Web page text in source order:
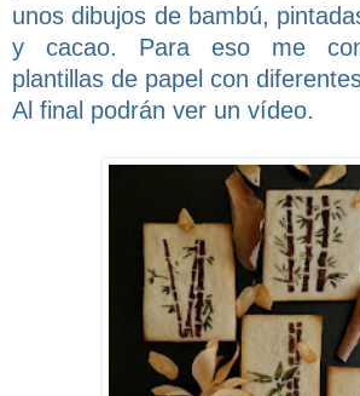
unos dibujos de bambú,
y cacao. Para eso me
plantillas de papel con
Al final podrán ver un vídeo.